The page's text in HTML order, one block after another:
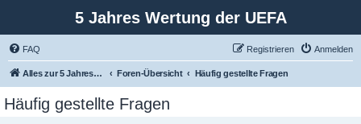
5 Jahres Wertung der UEFA
FAQ Anmelden
Registrieren
Alles zur 5 Jahreswertung / Tabelle der UEFA mit vielen Statistiken. Foren-Übersicht Häufig gestellte Fragen
Häufig gestellte Fragen